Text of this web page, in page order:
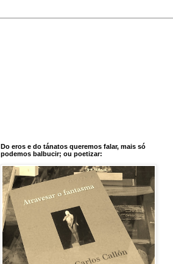
Do eros e do tánatos queremos falar, mais só
podemos balbucir; ou poetizar: